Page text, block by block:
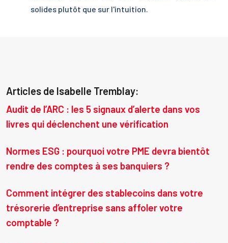
solides plutôt que sur l'intuition.
Articles de Isabelle Tremblay:
Audit de l’ARC : les 5 signaux d’alerte dans vos
livres qui déclenchent une vérification
Normes ESG : pourquoi votre PME devra bientôt
rendre des comptes à ses banquiers ?
Comment intégrer des stablecoins dans votre
trésorerie d’entreprise sans affoler votre
comptable ?